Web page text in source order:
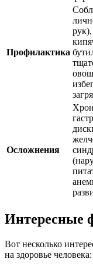
Профилактика
Осложнения
Интересные
Вот несколько
на здоровье человека: